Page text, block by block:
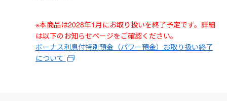
※本商品は2028年1月にお取り扱いを終了予定です。詳細
は以下のお知らせページをご確認ください。
ボーナス利息付特別預金（パワー預金）お取り扱い終了
について